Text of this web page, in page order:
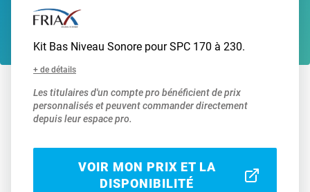
Kit Bas Niveau Sonore pour SPC 170 à 230.
+ de détails
Les titulaires d'un compte pro bénéficient de prix
personnalisés et peuvent commander directement
depuis leur espace pro.
VOIR MON PRIX ET LA
DISPONIBILITÉ